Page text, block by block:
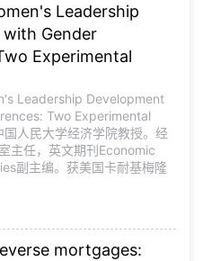
Leadership
Gender
Experimental
Leadership Development
Two Experimental
人民大学经济学院教授。经
主任，英文期刊Economic
副主编。获美国卡耐基梅隆
mortgages: